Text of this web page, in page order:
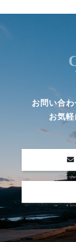
お問い合
お気軽